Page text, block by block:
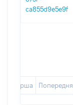
ca855d9e5e9f
Перша Попередня